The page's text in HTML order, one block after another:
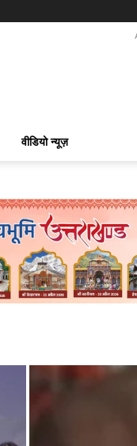
वीडियो न्यूज़